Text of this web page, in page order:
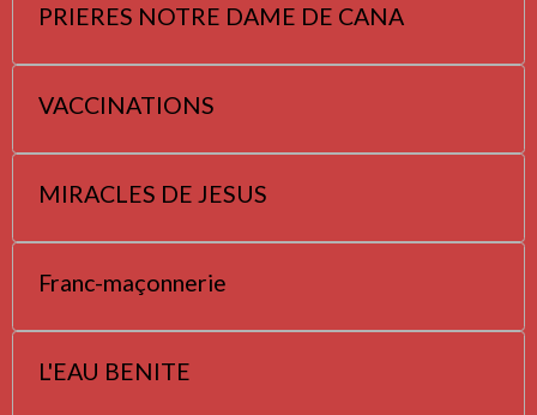
PRIERES NOTRE DAME DE CANA
VACCINATIONS
MIRACLES DE JESUS
Franc-maçonnerie
L'EAU BENITE